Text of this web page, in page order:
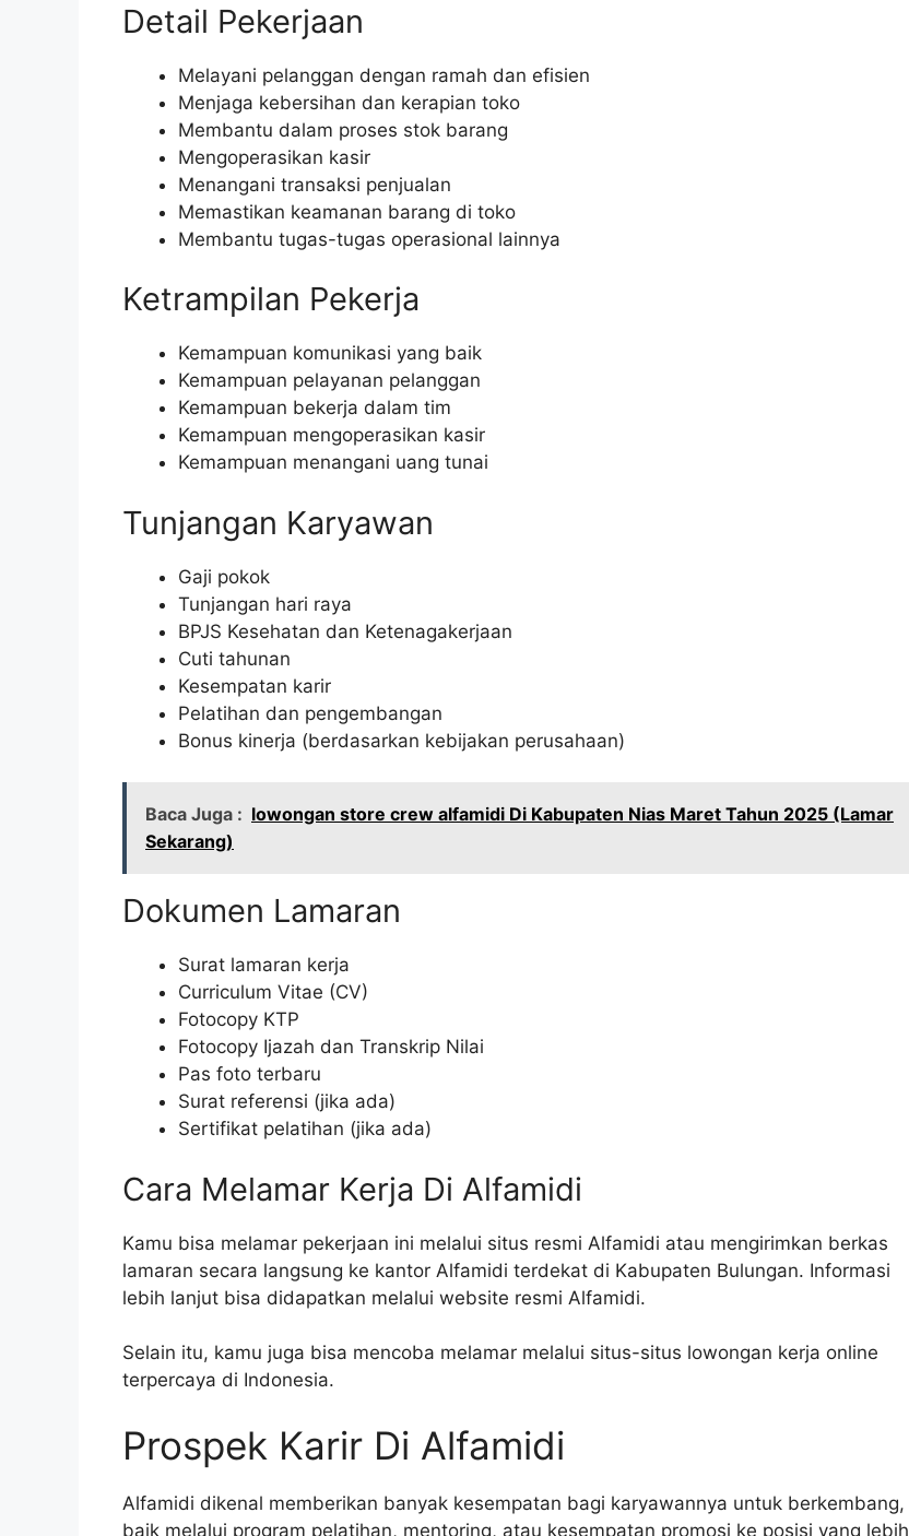
Detail Pekerjaan
Melayani pelanggan dengan ramah dan efisien
Menjaga kebersihan dan kerapian toko
Membantu dalam proses stok barang
Mengoperasikan kasir
Menangani transaksi penjualan
Memastikan keamanan barang di toko
Membantu tugas-tugas operasional lainnya
Ketrampilan Pekerja
Kemampuan komunikasi yang baik
Kemampuan pelayanan pelanggan
Kemampuan bekerja dalam tim
Kemampuan mengoperasikan kasir
Kemampuan menangani uang tunai
Tunjangan Karyawan
Gaji pokok
Tunjangan hari raya
BPJS Kesehatan dan Ketenagakerjaan
Cuti tahunan
Kesempatan karir
Pelatihan dan pengembangan
Bonus kinerja (berdasarkan kebijakan perusahaan)
Baca Juga : lowongan store crew alfamidi Di Kabupaten Nias Maret Tahun 2025 (Lamar
Sekarang)
Dokumen Lamaran
Surat lamaran kerja
Curriculum Vitae (CV)
Fotocopy KTP
Fotocopy Ijazah dan Transkrip Nilai
Pas foto terbaru
Surat referensi (jika ada)
Sertifikat pelatihan (jika ada)
Cara Melamar Kerja Di Alfamidi
Kamu bisa melamar pekerjaan ini melalui situs resmi Alfamidi atau mengirimkan berkas
lamaran secara langsung ke kantor Alfamidi terdekat di Kabupaten Bulungan. Informasi
lebih lanjut bisa didapatkan melalui website resmi Alfamidi.
Selain itu, kamu juga bisa mencoba melamar melalui situs-situs lowongan kerja online
terpercaya di Indonesia.
Prospek Karir Di Alfamidi
Alfamidi dikenal memberikan banyak kesempatan bagi karyawannya untuk berkembang,
baik melalui program pelatihan, mentoring, atau kesempatan promosi ke posisi yang lebih